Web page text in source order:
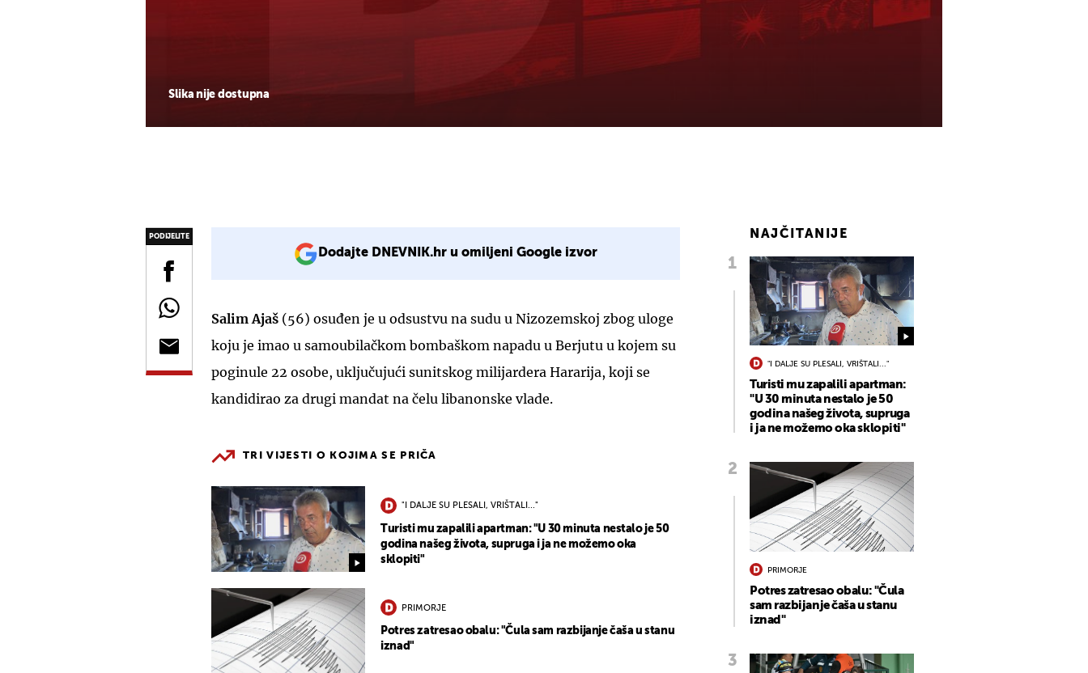
Slika nije dostupna
PODIJELITE
Dodajte DNEVNIK.hr u omiljeni Google izvor
Salim Ajaš (56) osuđen je u odsustvu na sudu u Nizozemskoj zbog uloge
koju je imao u samoubilačkom bombaškom napadu u Berjutu u kojem su
poginule 22 osobe, uključujući sunitskog milijardera Hararija, koji se
kandidirao za drugi mandat na čelu libanonske vlade.
TRI VIJESTI O KOJIMA SE PRIČA
"I DALJE SU PLESALI, VRIŠTALI..."
Turisti mu zapalili apartman: "U 30 minuta nestalo je 50
godina našeg života, supruga i ja ne možemo oka
sklopiti"
PRIMORJE
Potres zatresao obalu: "Čula sam razbijanje čaša u stanu
iznad"
NAJČITANIJE
"I DALJE SU PLESALI, VRIŠTALI..."
Turisti mu zapalili apartman:
"U 30 minuta nestalo je 50
godina našeg života, supruga
i ja ne možemo oka sklopiti"
PRIMORJE
Potres zatresao obalu: "Čula
sam razbijanje čaša u stanu
iznad"